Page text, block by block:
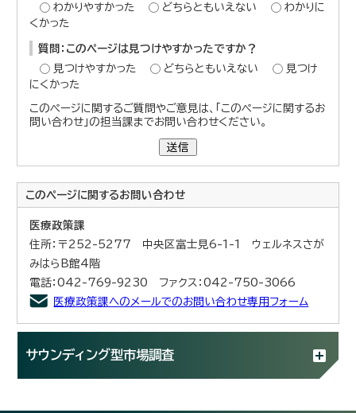
わかりやすかった
どちらともいえない
わかりに
くかった
質問：このページは見つけやすかったですか？
見つけやすかった
どちらともいえない
見つけ
にくかった
このページに関するご質問やご意見は、「このページに関するお
問い合わせ」の担当課までお問い合わせください。
送信
このページに関するお問い合わせ
医療政策課
住所：〒252-5277 中央区富士見6-1-1 ウェルネスさが
みはらB館4階
電話：042-769-9230 ファクス：042-750-3066
医療政策課へのメールでのお問い合わせ専用フォーム
サウンディング型市場調査